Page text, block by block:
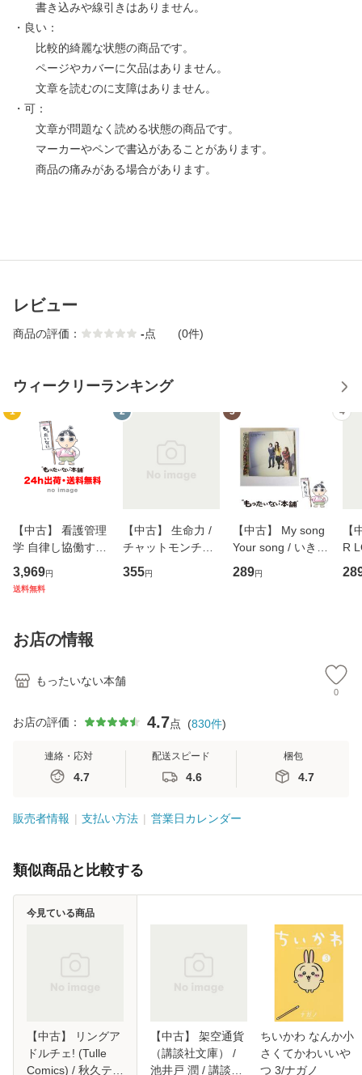
書き込みや線引きはありません。
・良い：
比較的綺麗な状態の商品です。
ページやカバーに欠品はありません。
文章を読むのに支障はありません。
・可：
文章が問題なく読める状態の商品です。
マーカーやペンで書込があることがあります。
商品の痛みがある場合があります。
レビュー
商品の評価： -点 (0件)
ウィークリーランキング
1
【中古】 看護管理
学 自律し協働する
専門職の看護マネ
ジメントスキル 改
恵 藤本幸三 / 南江
堂 [単行
3,969円
送料無料
2
【中古】 生命力 /
チャットモンチー /
キューンレコード
[CD]【メール便送
355円
3
【中古】 My song
Your song / いきも
のがかり / [CD]
【メール便送料無
289円
4
【
R
産
お店の情報
もったいない本舗
0
お店の評価： 4.7点 (830件)
連絡・応対
4.7
配送スピード
4.6
梱包
4.7
販売者情報 支払い方法 営業日カレンダー
類似商品と比較する
【中古】 リングア
ドルチェ! (Tulle
Comics) / 秋久テオ
今見ている商品
【中古】 架空通貨
（講談社文庫） /
池井戸 潤 / 講談社
ちいかわ なんか小
さくてかわいいや
つ 3/ナガノ